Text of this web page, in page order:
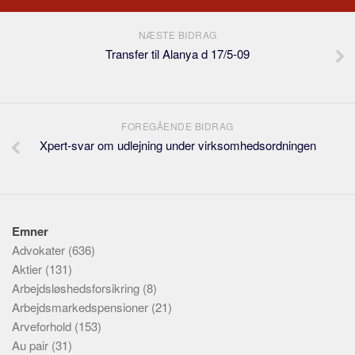
NÆSTE BIDRAG
Transfer til Alanya d 17/5-09
FOREGÅENDE BIDRAG
Xpert-svar om udlejning under virksomhedsordningen
Emner
Advokater (636)
Aktier (131)
Arbejdsløshedsforsikring (8)
Arbejdsmarkedspensioner (21)
Arveforhold (153)
Au pair (31)